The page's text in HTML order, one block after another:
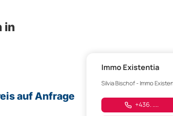
in
auf Anfrage
Immo Existentia
Silvia Bischof - Immo
+436. ....